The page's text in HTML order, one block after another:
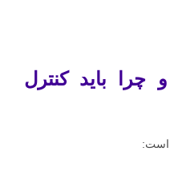
باید کنترل
است: